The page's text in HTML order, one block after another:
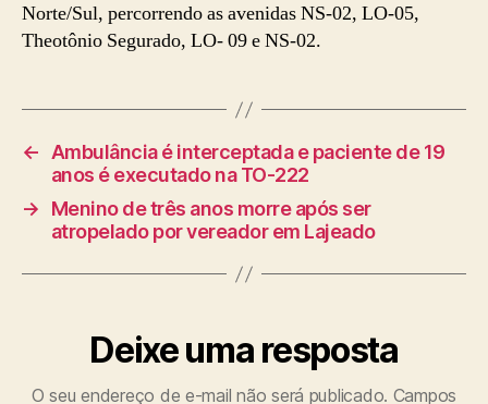
Norte/Sul, percorrendo as avenidas NS-02, LO-05,
Theotônio Segurado, LO- 09 e NS-02.
←
Ambulância é interceptada e paciente de 19
anos é executado na TO-222
→
Menino de três anos morre após ser
atropelado por vereador em Lajeado
Deixe uma resposta
O seu endereço de e-mail não será publicado. Campos